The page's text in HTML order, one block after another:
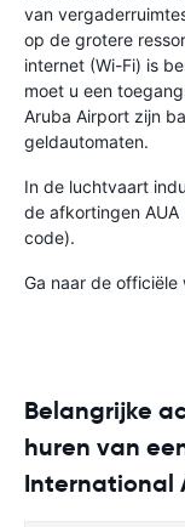
van
op de grotere
internet (Wi-Fi) is
moet u een
Aruba Airport zijn
geldautomaten.
In de luchtvaart
de afkortingen AUA
code).
Ga naar de officiële
Belangrijke
huren van
International